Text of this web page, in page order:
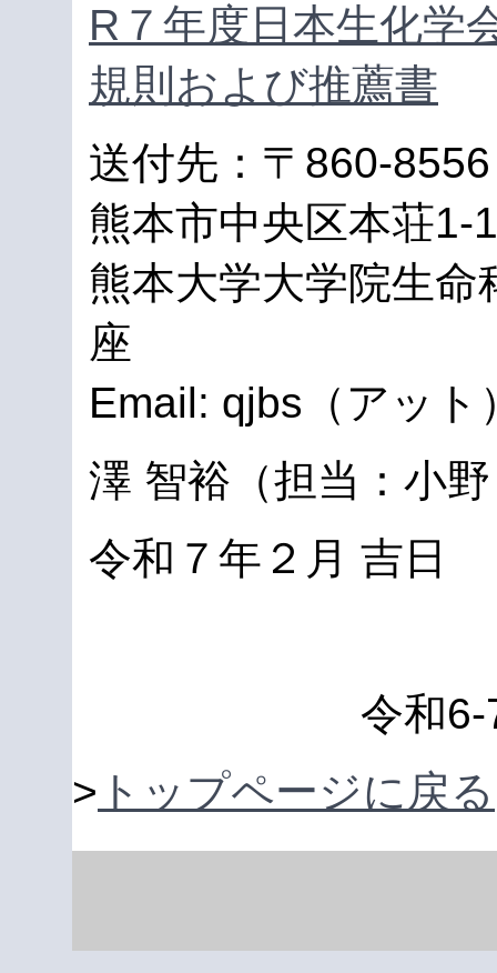
R７年度日本生化学
規則および推薦書
送付先：〒860-8556
熊本市中央区本荘
熊本大学大学院生
座
Email: qjbs（アット
澤 智裕（担当：小
令和７年２月 吉日
令和
> トップページに戻る